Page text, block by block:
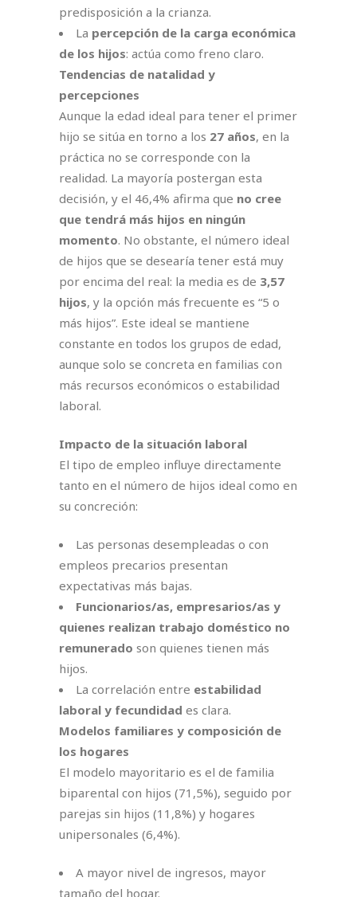
predisposición a la crianza.
La percepción de la carga económica
de los hijos: actúa como freno claro.
Tendencias de natalidad y
percepciones
Aunque la edad ideal para tener el primer
hijo se sitúa en torno a los 27 años, en la
práctica no se corresponde con la
realidad. La mayoría postergan esta
decisión, y el 46,4% afirma que no cree
que tendrá más hijos en ningún
momento. No obstante, el número ideal
de hijos que se desearía tener está muy
por encima del real: la media es de 3,57
hijos, y la opción más frecuente es “5 o
más hijos”. Este ideal se mantiene
constante en todos los grupos de edad,
aunque solo se concreta en familias con
más recursos económicos o estabilidad
laboral.
Impacto de la situación laboral
El tipo de empleo influye directamente
tanto en el número de hijos ideal como en
su concreción:
Las personas desempleadas o con
empleos precarios presentan
expectativas más bajas.
Funcionarios/as, empresarios/as y
quienes realizan trabajo doméstico no
remunerado son quienes tienen más
hijos.
La correlación entre estabilidad
laboral y fecundidad es clara.
Modelos familiares y composición de
los hogares
El modelo mayoritario es el de familia
biparental con hijos (71,5%), seguido por
parejas sin hijos (11,8%) y hogares
unipersonales (6,4%).
A mayor nivel de ingresos, mayor
tamaño del hogar.